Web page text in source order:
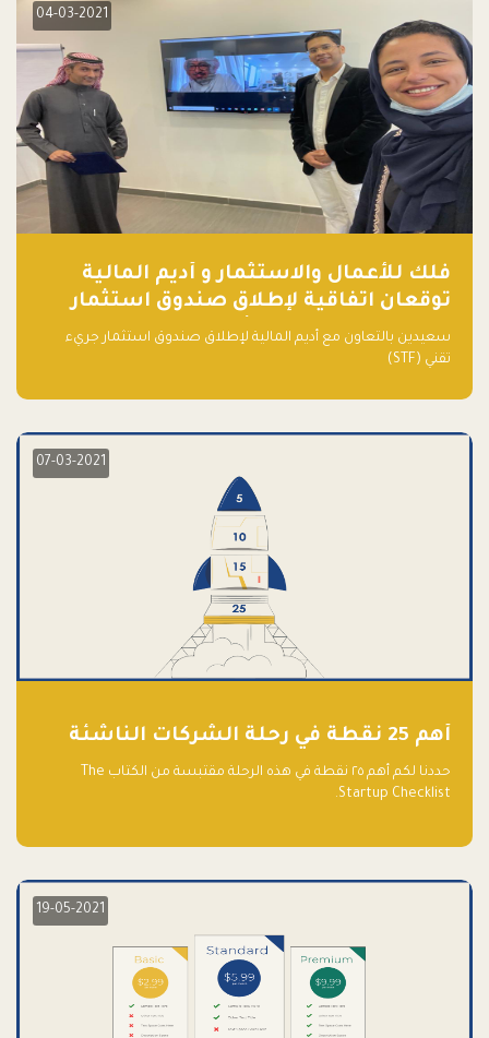
04-03-2021
فلك للأعمال والاستثمار و أديم المالية
توقعان اتفاقية لإطلاق صندوق استثمار
جريء تقني (STF) - مشغل من قبل فـلك
سعيدين بالتعاون مع أديم المالية لإطلاق صندوق استثمار جريء
تقني (STF)
07-03-2021
أهم 25 نقطة في رحلة الشركات الناشئة
حددنا لكم أهم ٢٥ نقطة في هذه الرحلة مقتبسة من الكتاب The
Startup Checklist.
19-05-2021